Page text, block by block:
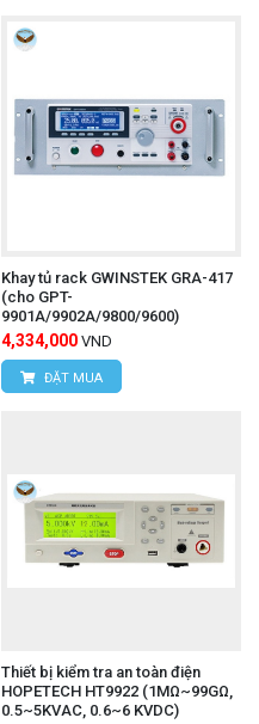
Khay tủ rack GWINSTEK GRA-417
(cho GPT-
9901A/9902A/9800/9600)
4,334,000 VND
ĐẶT MUA
Thiết bị kiểm tra an toàn điện
HOPETECH HT9922 (1MΩ~99GΩ,
0.5~5KVAC, 0.6~6 KVDC)